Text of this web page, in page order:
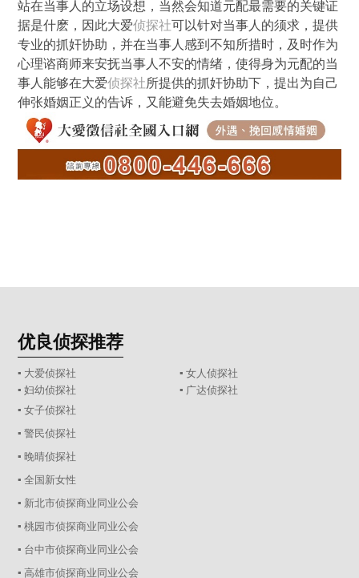
站在当事人的立场设想，当然会知道元配最需要的关键证
据是什麽，因此大爱侦探社可以针对当事人的须求，提供
专业的抓奸协助，并在当事人感到不知所措时，及时作为
心理谘商师来安抚当事人不安的情绪，使得身为元配的当
事人能够在大爱侦探社所提供的抓奸协助下，提出为自己
伸张婚姻正义的告诉，又能避免失去婚姻地位。
优良侦探推荐
▪ 大爱侦探社
▪ 女人侦探社
▪ 妇幼侦探社
▪ 广达侦探社
▪ 女子侦探社
▪ 警民侦探社
▪ 晚晴侦探社
▪ 全国新女性
▪ 新北市侦探商业同业公会
▪ 桃园市侦探商业同业公会
▪ 台中市侦探商业同业公会
▪ 高雄市侦探商业同业公会